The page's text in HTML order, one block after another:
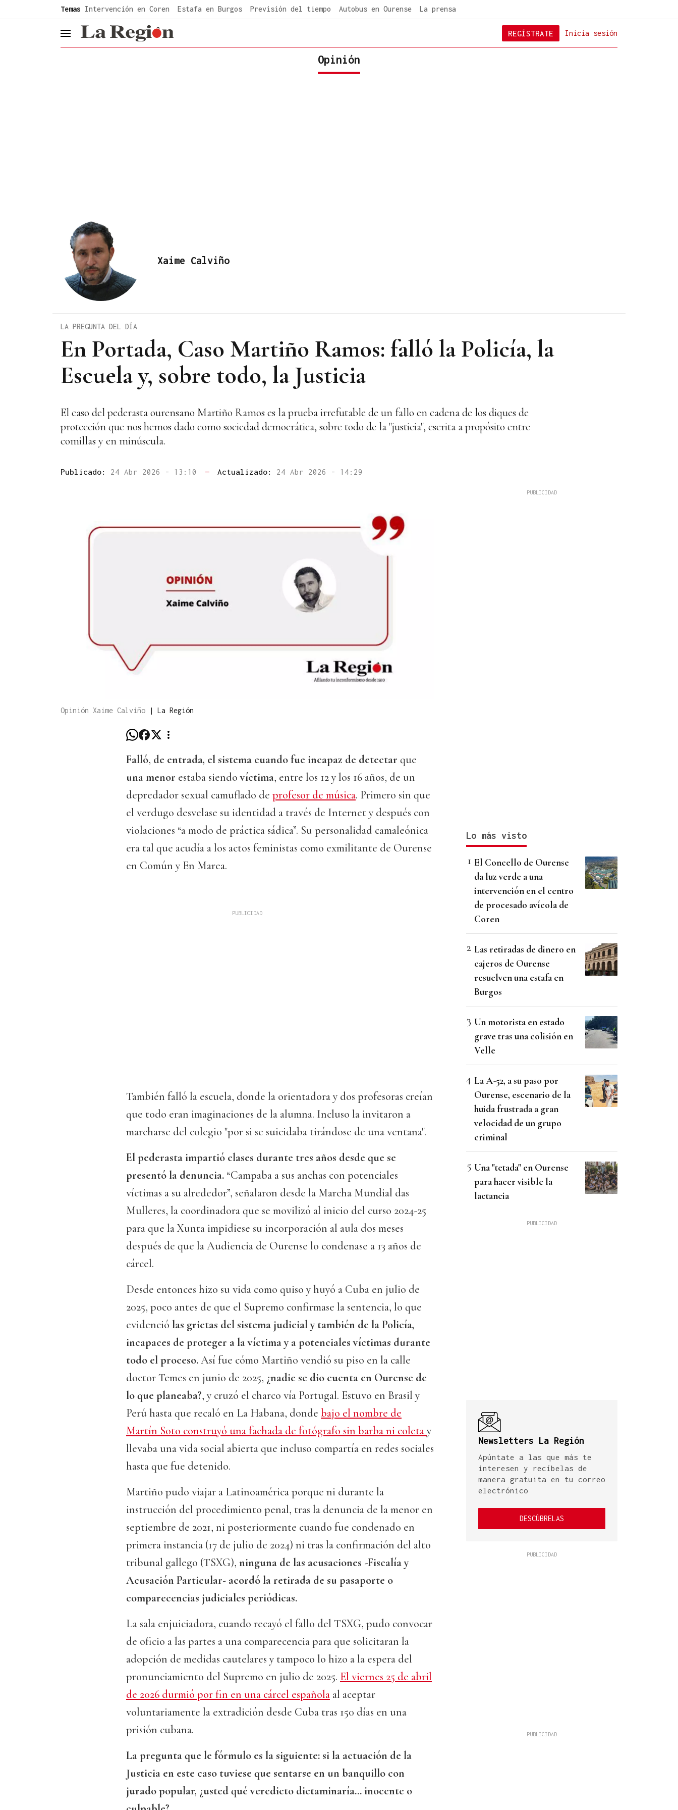
Temas Intervención en Coren Estafa en Burgos Previsión del tiempo Autobus en Ourense La prensa
header.menu.open Inicia sesión
REGÍSTRATE
Opinión
Xaime Calviño
En Portada, Caso Martiño Ramos: falló la Policía, la
Escuela y, sobre todo, la Justicia
LA PREGUNTA DEL DÍA
El caso del pederasta ourensano Martiño Ramos es la prueba irrefutable de un fallo en cadena de los diques de
protección que nos hemos dado como sociedad democrática, sobre todo de la "justicia", escrita a propósito entre
comillas y en minúscula.
Publicado: 24 Abr 2026 - 13:10 — Actualizado: 24 Abr 2026 - 14:29
Opinión Xaime Calviño | La Región
Falló, de entrada, el sistema cuando fue incapaz de detectar que
una menor estaba siendovíctima, entre los 12 y los 16 años, de un
depredador sexual camuflado de profesor de música. Primero sin que
el verdugo desvelase su identidad a través de Internet y después con
violaciones “a modo de práctica sádica”. Su personalidad camaleónica
era tal que acudía a los actos feministas como exmilitante de Ourense
en Común y En Marea.
También falló la escuela, donde la orientadora y dos profesoras creían
que todo eran imaginaciones de la alumna. Incluso la invitaron a
marcharse del colegio "por si se suicidaba tirándose de una ventana".
El pederasta impartió clases durante tres años desde que se
presentó la denuncia. “Campaba a sus anchas con potenciales
víctimas a su alrededor”, señalaron desde la Marcha Mundial das
Mulleres, la coordinadora que se movilizó al inicio del curso 2024-25
para que la Xunta impidiese su incorporación al aula dos meses
después de que la Audiencia de Ourense lo condenase a 13 años de
cárcel.
Desde entonces hizo su vida como quiso y huyó a Cuba en julio de
2025, poco antes de que el Supremo confirmase la sentencia, lo que
evidenció las grietas del sistema judicial y también de la Policía,
incapaces de proteger a la víctima y a potenciales víctimas durante
todo el proceso.Así fue cómo Martiño vendió su piso en la calle
doctor Temes en junio de 2025, ¿nadie se dio cuenta en Ourense de
lo que planeaba?, y cruzó el charco vía Portugal. Estuvo en Brasil y
Perú hasta que recaló en La Habana, donde bajo el nombre de
Martín Soto construyó una fachada de fotógrafo sin barba ni coletay
llevaba una vida social abierta que incluso compartía en redes sociales
hasta que fue detenido.
Martiño pudo viajar a Latinoamérica porque ni durante la
instrucción del procedimiento penal, tras la denuncia de la menor en
septiembre de 2021, ni posteriormente cuando fue condenado en
primera instancia (17 de julio de 2024) ni tras la confirmación del alto
tribunal gallego (TSXG), ninguna de las acusaciones -Fiscalía y
Acusación Particular- acordó la retirada de su pasaporte o
comparecencias judiciales periódicas.
La sala enjuiciadora, cuando recayó el fallo del TSXG, pudo convocar
de oficio a las partes a una comparecencia para que solicitaran la
adopción de medidas cautelares y tampoco lo hizo a la espera del
pronunciamiento del Supremo en julio de 2025. El viernes 25 de abril
de 2026 durmió por fin en una cárcel española al aceptar
voluntariamente la extradición desde Cuba tras 150 días en una
prisión cubana.
La pregunta que le fórmulo es la siguiente: si la actuación de la
Justicia en este caso tuviese que sentarse en un banquillo con
jurado popular, ¿usted qué veredicto dictaminaría... inocente o
Lo más visto
El Concello de Ourense
da luz verde a una
intervención en el centro
de procesado avícola de
Coren
Las retiradas de dinero en
cajeros de Ourense
resuelven una estafa en
Burgos
Un motorista en estado
grave tras una colisión en
Velle
La A-52, a su paso por
Ourense, escenario de la
huida frustrada a gran
velocidad de un grupo
criminal
Una "tetada" en Ourense
para hacer visible la
lactancia
Newsletters La Región
Apúntate a las que más te
interesen y recíbelas de
manera gratuita en tu correo
electrónico
DESCÚBRELAS